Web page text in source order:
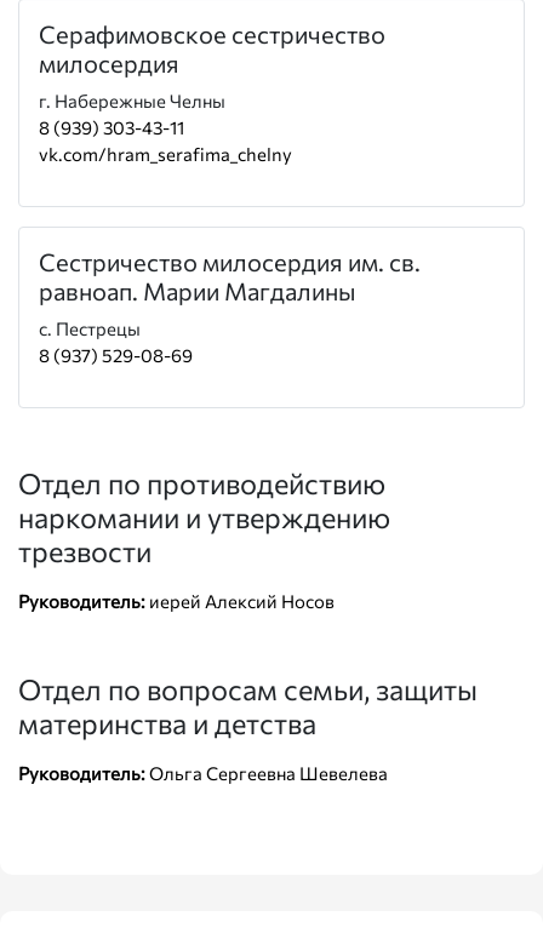
Серафимовское сестричество
милосердия
г. Набережные Челны
8 (939) 303-43-11
vk.com/hram_serafima_chelny
Сестричество милосердия им. св.
равноап. Марии Магдалины
с. Пестрецы
8 (937) 529-08-69
Отдел по противодействию
наркомании и утверждению
трезвости
Руководитель: иерей Алексий Носов
Отдел по вопросам семьи, защиты
материнства и детства
Руководитель:Ольга Сергеевна Шевелева